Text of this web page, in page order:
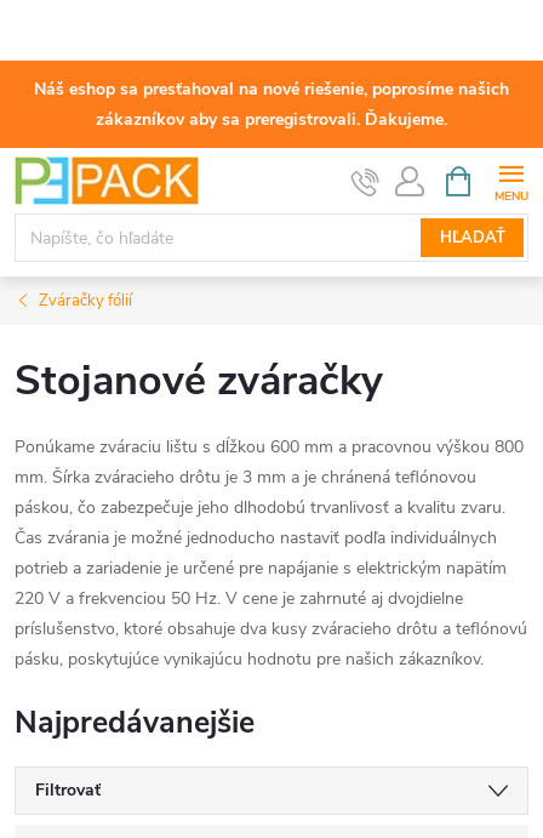
Náš eshop sa presťahoval na nové riešenie, poprosíme našich
zákazníkov aby sa preregistrovali. Ďakujeme.
Prejsť
obsah
HĽADAŤ
KOŠÍK
Zváračky fólií
Stojanové zváračky
Ponúkame zváraciu lištu s dĺžkou 600 mm a pracovnou výškou 800
mm. Šírka zváracieho drôtu je 3 mm a je chránená teflónovou
páskou, čo zabezpečuje jeho dlhodobú trvanlivosť a kvalitu zvaru.
Čas zvárania je možné jednoducho nastaviť podľa individuálnych
potrieb a zariadenie je určené pre napájanie s elektrickým napätím
220 V a frekvenciou 50 Hz. V cene je zahrnuté aj dvojdielne
príslušenstvo, ktoré obsahuje dva kusy zváracieho drôtu a teflónovú
pásku, poskytujúce vynikajúcu hodnotu pre našich zákazníkov.
Najpredávanejšie
Filtrovať